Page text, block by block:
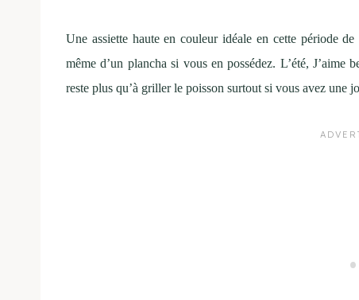
Une assiette haute en couleur idéale en cette période
même d’un plancha si vous en possédez. L’été, J’aime
reste plus qu’à griller le poisson surtout si vous avez une